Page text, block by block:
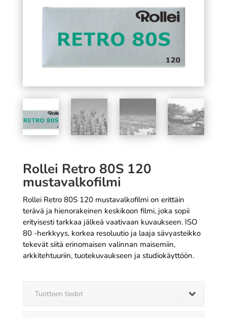
Rollei Retro 80S 120
mustavalkofilmi
Rollei Retro 80S 120 mustavalkofilmi on erittäin
terävä ja hienorakeinen keskikoon filmi, joka sopii
erityisesti tarkkaa jälkeä vaativaan kuvaukseen. ISO
80 -herkkyys, korkea resoluutio ja laaja sävyasteikko
tekevät siitä erinomaisen valinnan maisemiin,
arkkitehtuuriin, tuotekuvaukseen ja studiokäyttöön.
Tuotteen tiedot
30 x 40 cm
14,90